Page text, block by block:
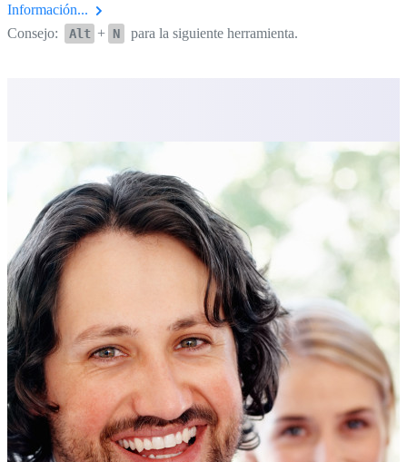
Información...
Consejo:
Alt + N para la siguiente herramienta.